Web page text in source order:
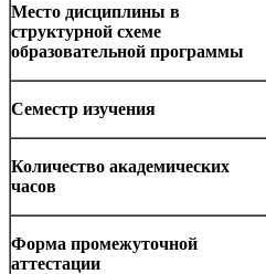
Место дисциплины в
структурной схеме
образовательной программы
Семестр изучения
Количество академических
часов
Форма промежуточной
аттестации